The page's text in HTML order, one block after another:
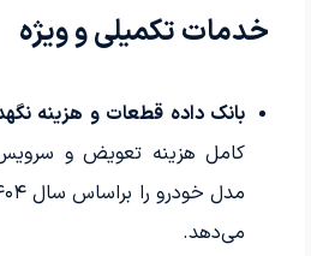
خدمات تکمیلی و ویژه
بانک داده قطعات و هزینه
می‌دهد.